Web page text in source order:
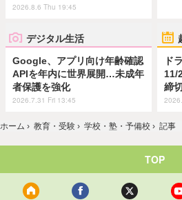
2026.8.6 Thu 19:45
デジタル生活
Google、アプリ向け年齢確認
APIを年内に世界展開…未成年
者保護を強化
2026.7.31 Fri 13:45
ド
11/
締切
ホーム › 教育・受験 › 学校・塾・予備校 › 記事
TOP